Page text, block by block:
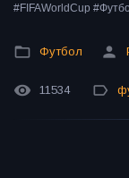
#FIFAWorldCup
Футбол
11534